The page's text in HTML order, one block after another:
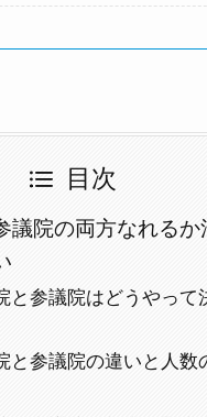
目次
議院の両方なれるか
と参議院はどうやって
と参議院の違いと人数